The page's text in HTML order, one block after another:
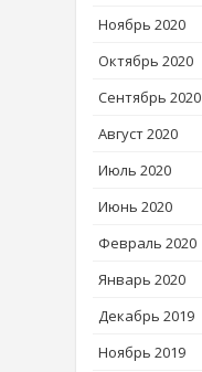
Ноябрь 2020
Октябрь 2020
Сентябрь 2020
Август 2020
Июль 2020
Июнь 2020
Февраль 2020
Январь 2020
Декабрь 2019
Ноябрь 2019